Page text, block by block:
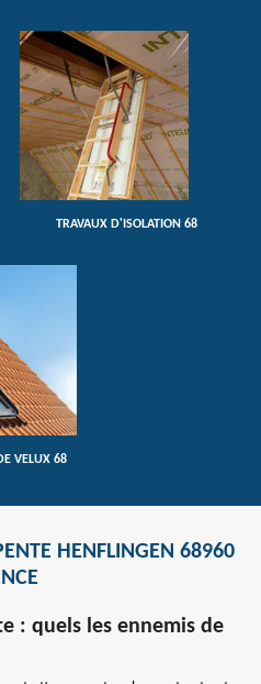
TRAVAUX D'ISOLATION 68
VELUX 68
HENFLINGEN 68960
: quels les ennemis de